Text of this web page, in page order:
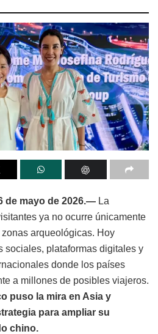
de mayo de 2026.— La
ya no ocurre únicamente
arqueológicas. Hoy
sociales, plataformas digitales y
donde los países
a millones de posibles viajeros.
puso la mira en Asia y
para ampliar su
chino.